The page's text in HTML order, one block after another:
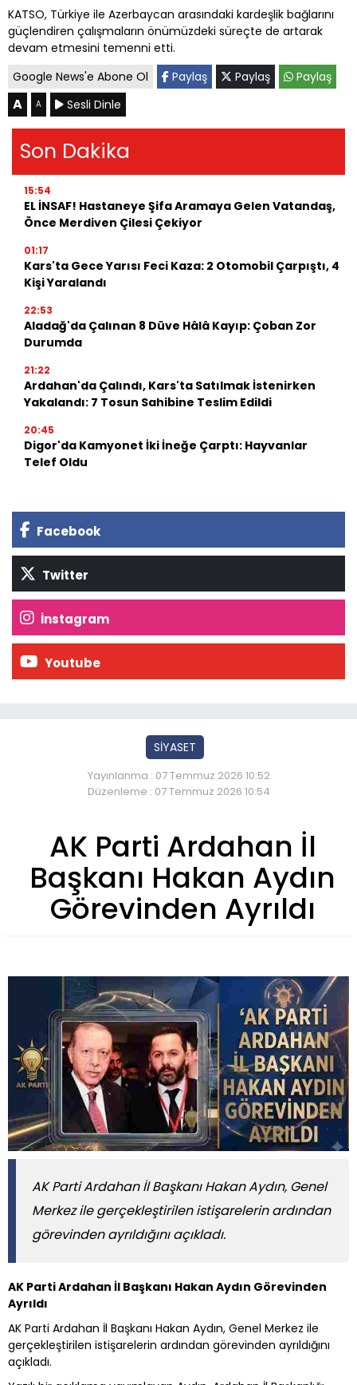
KATSO, Türkiye ile Azerbaycan arasındaki kardeşlik bağlarını
güçlendiren çalışmaların önümüzdeki süreçte de artarak
devam etmesini temenni etti.
Google News'e Abone Ol
Paylaş Paylaş Paylaş
A A Sesli Dinle
Son Dakika
15:54
EL İNSAF! Hastaneye Şifa Aramaya Gelen Vatandaş,
Önce Merdiven Çilesi Çekiyor
01:17
Kars'ta Gece Yarısı Feci Kaza: 2 Otomobil Çarpıştı, 4
Kişi Yaralandı
22:53
Aladağ'da Çalınan 8 Düve Hâlâ Kayıp: Çoban Zor
Durumda
21:22
Ardahan'da Çalındı, Kars'ta Satılmak İstenirken
Yakalandı: 7 Tosun Sahibine Teslim Edildi
20:45
Digor'da Kamyonet İki İneğe Çarptı: Hayvanlar
Telef Oldu
Facebook
Twitter
İnstagram
Youtube
SİYASET
Yayınlanma : 07 Temmuz 2026 10:52
Düzenleme : 07 Temmuz 2026 10:54
AK Parti Ardahan İl
Başkanı Hakan Aydın
Görevinden Ayrıldı
AK Parti Ardahan İl Başkanı Hakan Aydın, Genel
Merkez ile gerçekleştirilen istişarelerin ardından
görevinden ayrıldığını açıkladı.
AK Parti Ardahan İl Başkanı Hakan Aydın Görevinden
Ayrıldı
AK Parti Ardahan İl Başkanı Hakan Aydın, Genel Merkez ile
gerçekleştirilen istişarelerin ardından görevinden ayrıldığını
açıkladı.